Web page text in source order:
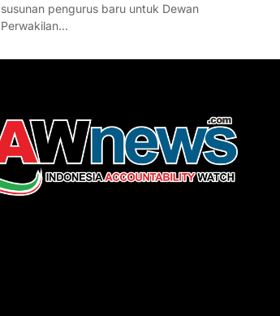
susunan pengurus baru untuk Dewan
Perwakilan…